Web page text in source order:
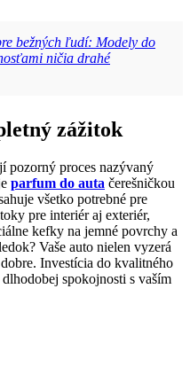
bežných ľudí: Modely do
ničia drahé
zážitok
pozorný proces nazývaný
parfum do auta čerešničkou
všetko potrebné pre
pre interiér aj exteriér,
kefky na jemné povrchy a
Vaše auto nielen vyzerá
Investícia do kvalitného
spokojnosti s vaším